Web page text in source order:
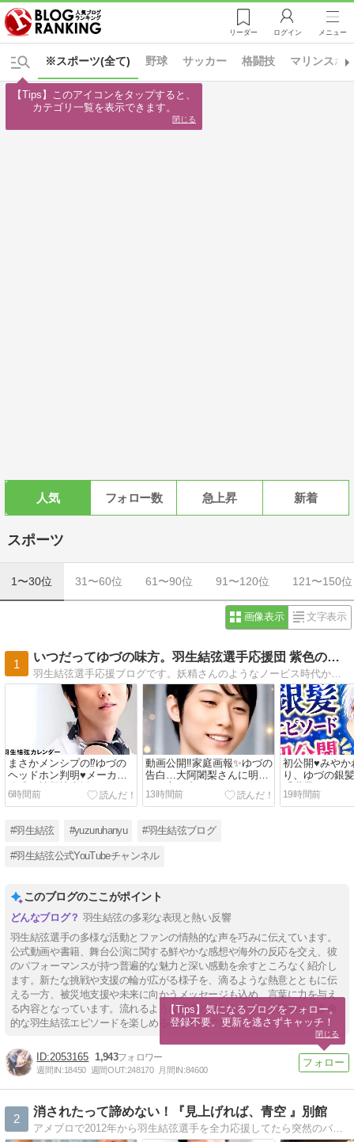
リーダー ログイン メニュー
※スポーツ(全て) 野球 サッカー 格闘技 マリンスポ
人気 フォロー数 急上昇 新着
スポーツ
1〜30位 31〜60位 61〜90位 91〜120位 121〜150位
画像表示 文字表示
1
いつだってゆづの味方。羽生結弦選手応援団 紫色のブログ
羽生結弦選手応援ブログです。妖精さんのようなノービス時代から魔王や女神と称される今も、そしてこれからも羽生選手の人生を応援します。(*^^*) コラージュもあり
まさかメンシプの⁉️ゆづの
ヘッドホン判明♥メーカー
公式は被災地支援も
6時間前
動画公開‼️家庭画報✨ゆづの
告白…大阿闍梨さんに明か
した心の中(Ｔ_Ｔ)
13時間前
初公開♥みやか
り、ゆづの銀
「世界がどよ
❗/冷たさと温
19時間前
#羽生結弦 #yuzuruhanyu #羽生結弦ブログ
#羽生結弦公式YouTubeチャンネル
このブログのここがポイント
羽生結弦の多彩な表現と熱い反響
羽生結弦選手の多様な活動とファンの情熱的な声を巧みに伝えています。
公式動画や書籍、舞台公演に関する鮮やかな感想や海外の反応を交え、彼
のパフォーマンスが持つ普遍的な魅力と深い感動を余すところなく紹介し
ます。新たな挑戦や支援の輪が広がる様子を、滴るような熱意とともに伝
える一方、被災地支援や未来に向かうメッセージも込め、言葉に力を与え
る内容となっています。流れるような構成と親しみやすさが調和し、多角
的な羽生結弦エピソードを楽しめるのが特徴です。
2053165 1,943
週間IN:18450 週間OUT:248170 月間IN:84600
2
消されたって諦めない！『見上げれば、青空 』別館
アメブロで2012年から羽生結弦選手を全力応援してたら突然のバン！Σ(ﾟдﾟlll)ｶﾞｰﾝ...でも！復活しました！ゆづ愛を叫ぶのみ！結弦くんと同じ時代に呼吸をしてることが幸せ！彼は人類の宝。
【Tips】このアイコンをタップすると、
カテゴリ一覧を表示できます。
閉じる
【Tips】気になるブログをフォロー。
登録不要。更新を逃さずキャッチ！
閉じる